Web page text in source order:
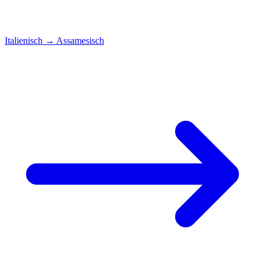
Italienisch → Assamesisch